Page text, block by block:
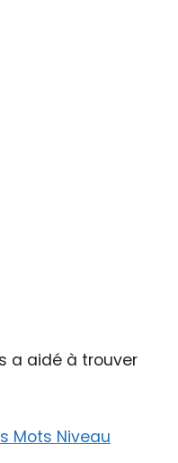
a aidé à trouver
Mots Niveau